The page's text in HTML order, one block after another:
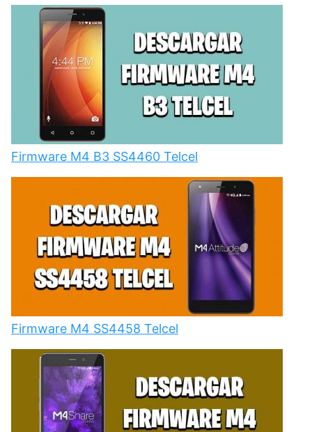
Firmware M4 B3 SS4460 Telcel
Firmware M4 SS4458 Telcel